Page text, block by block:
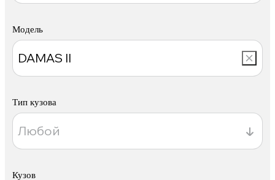
Модель
Тип кузова
Кузов